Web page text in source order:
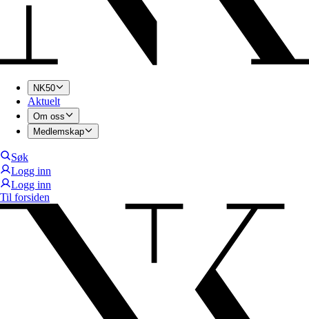
NK50
Aktuelt
Om oss
Medlemskap
Søk
Logg inn
Logg inn
Til forsiden